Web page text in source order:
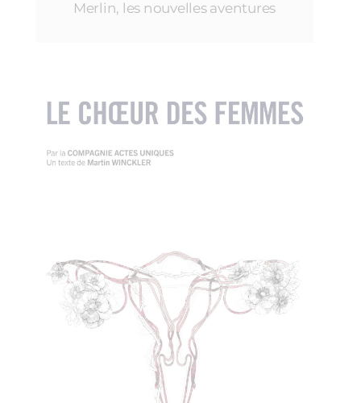
Merlin, les nouvelles aventures